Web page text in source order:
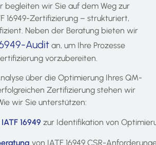
begleiten wir Sie auf dem Weg zur
16949-Zertifizierung – strukturiert,
Neben der Beratung bieten wir
Audit an, um Ihre Prozesse
vorzubereiten.
über die Optimierung Ihres QM-
Zertifizierung stehen wir
wir Sie unterstützen:
16949zur Identifikation von
von IATF 16949 CSR-